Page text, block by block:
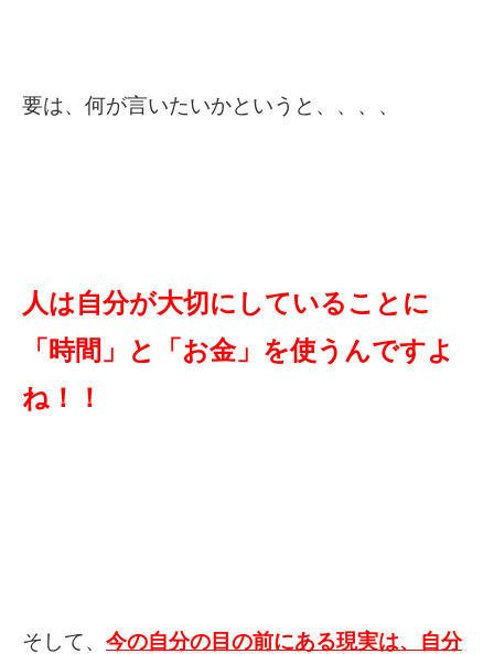
要は、何が言いたいかというと、、、、
人は自分が大切にしていることに
「時間」と「お金」を使うんですよ
ね！！
そして、 今の自分の目の前にある現実は、自分